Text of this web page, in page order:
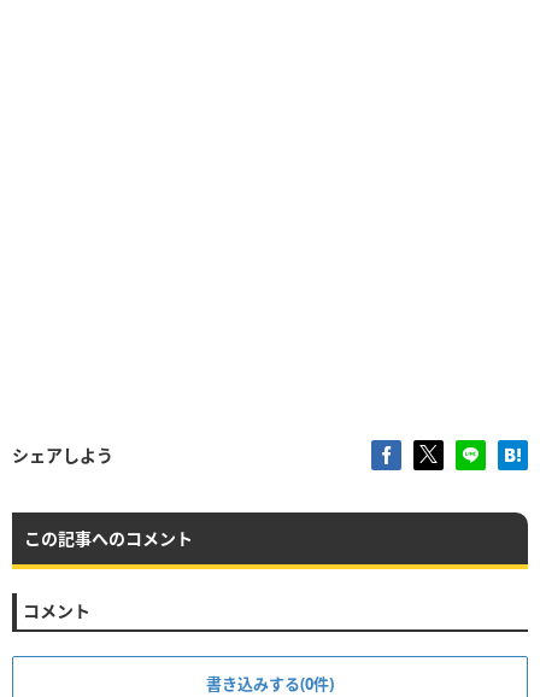
シェアしよう
この記事へのコメント
コメント
書き込みする(0件)